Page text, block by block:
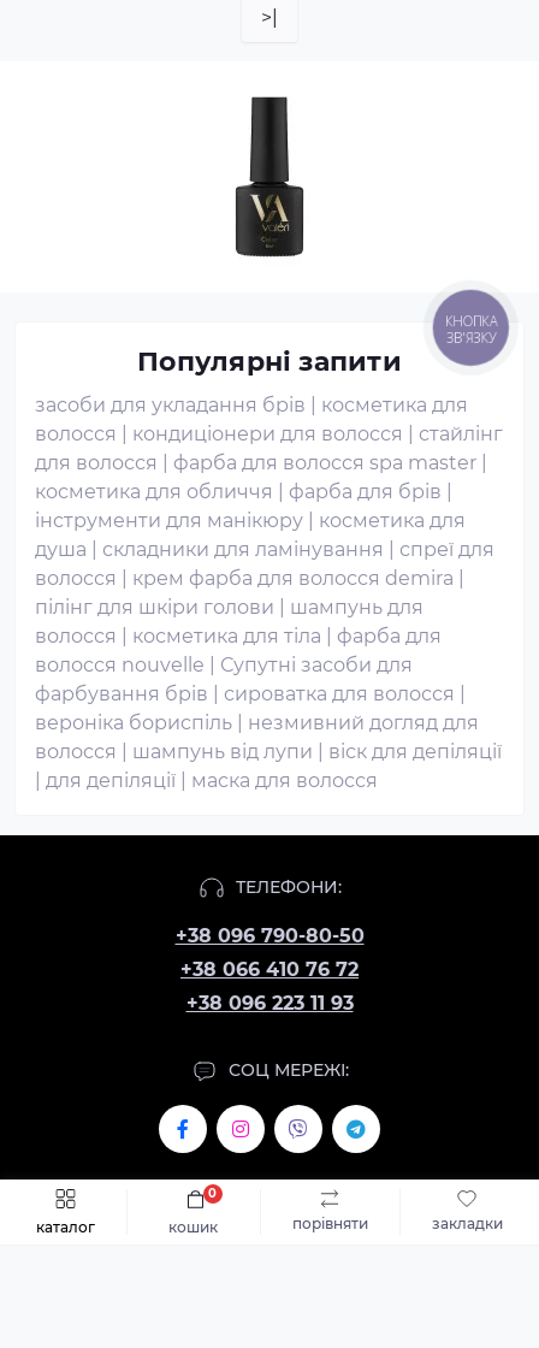
каталог порівняти закладки
кошик
0
>|
Популярні запити
засоби для укладання брів
косметика для
волосся
кондиціонери для волосся
стайлінг
для волосся
фарба для волосся spa master
косметика для обличчя
фарба для брів
інструменти для манікюру
косметика для
душа
складники для ламінування
спреї для
волосся
крем фарба для волосся demira
пілінг для шкіри голови
шампунь для
волосся
косметика для тіла
фарба для
волосся nouvelle
Супутні засоби для
фарбування брів
сироватка для волосся
вероніка бориспіль
незмивний догляд для
волосся
шампунь від лупи
віск для депіляції
для депіляції маска для волосся
ТЕЛЕФОНИ:
+38 096 790-80-50
+38 066 410 76 72
+38 096 223 11 93
СОЦ МЕРЕЖІ:
СЛІДКУЙТЕ ЗА НОВИНКАМИ ТА АКЦІЯМИ:
КНОПКА
ЗВ'ЯЗКУ